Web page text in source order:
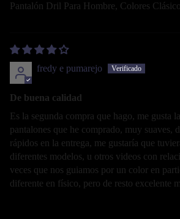
Pantalón Dril Para Hombre, Colores
fredy e pumarejo
De buena calidad
Es la segunda compra que hago, me gusta
pantalones que he comprado, muy suaves,
rápidos en la entrega, me gustaría que
diferentes modelos, u otros videos con
veces que nos guiamos por un color en
diferente en físico, pero de resto excelente